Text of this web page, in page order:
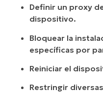
Definir un proxy
dispositivo.
Bloquear la
específicas por
Reiniciar el
Restringir